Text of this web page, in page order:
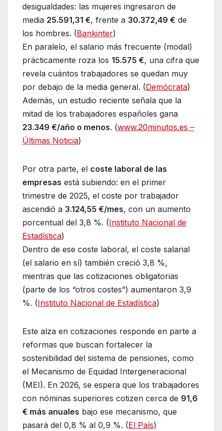
desigualdades: las mujeres ingresaron de
media 25.591,31 €, frente a 30.372,49 € de
los hombres. (Bankinter)
En paralelo, el salario más frecuente (modal)
prácticamente roza los 15.575 €, una cifra que
revela cuántos trabajadores se quedan muy
por debajo de la media general. (Demócrata)
Además, un estudio reciente señala que la
mitad de los trabajadores españoles gana
23.349 €/año o menos. (www.20minutos.es –
Últimas Noticia)
Por otra parte, el coste laboral de las
empresas está subiendo: en el primer
trimestre de 2025, el coste por trabajador
ascendió a 3.124,55 €/mes, con un aumento
porcentual del 3,8 %. (Instituto Nacional de
Estadística)
Dentro de ese coste laboral, el coste salarial
(el salario en sí) también creció 3,8 %,
mientras que las cotizaciones obligatorias
(parte de los “otros costes”) aumentaron 3,9
%. (Instituto Nacional de Estadística)
Este alza en cotizaciones responde en parte a
reformas que buscan fortalecer la
sostenibilidad del sistema de pensiones, como
el Mecanismo de Equidad Intergeneracional
(MEI). En 2026, se espera que los trabajadores
con nóminas superiores cotizen cerca de 91,6
€ más anuales bajo ese mecanismo, que
pasará del 0,8 % al 0,9 %. (El País)